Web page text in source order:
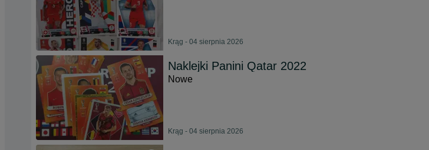
Krąg - 04 sierpnia 2026
Naklejki Panini Qatar 2022
Nowe
Krąg - 04 sierpnia 2026